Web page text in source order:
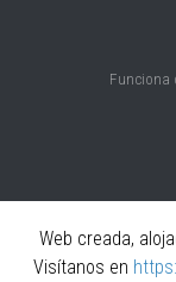
Funciona
Web creada,
Visítanos en